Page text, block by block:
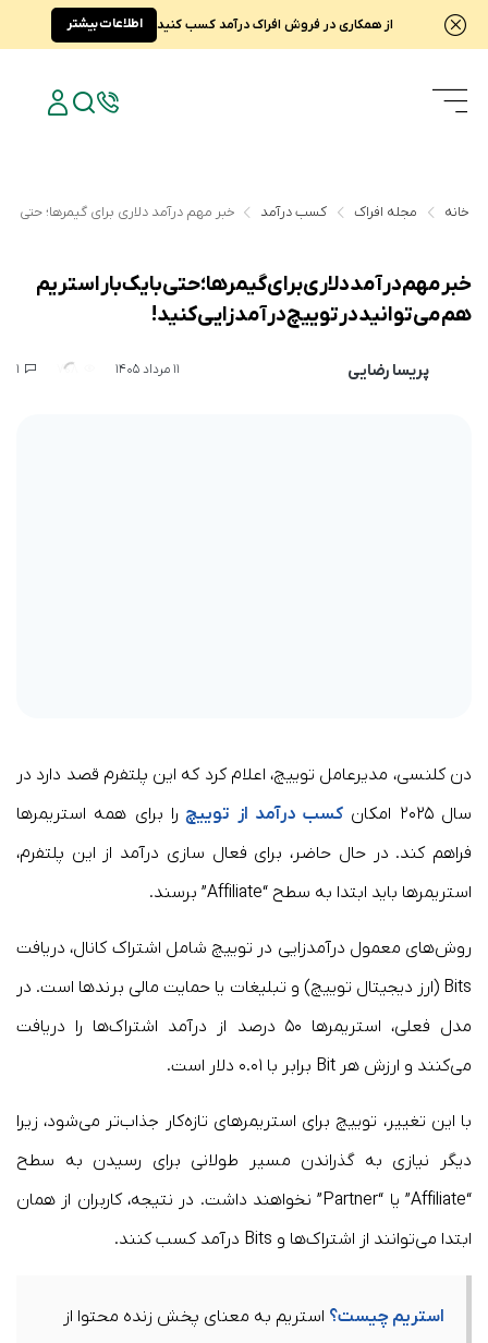
از همکاری در فروش افراک درآمد کسب کنید اطلاعات بیشتر
خانه مجله افراک کسب درآمد خبر مهم درآمد دلاری برای گیمرها؛ حتی
خبر مهم درآمد دلاری برای گیمرها؛ حتی با یک بار استریم
هم می‌توانید در توییچ درآمدزایی کنید!
پریسا رضایی 11 مرداد 1405
دن کلنسی، مدیرعامل توییچ، اعلام کرد که این پلتفرم قصد دارد در
سال ۲۰۲۵ امکان
کسب درآمد از توییچ را برای همه استریمرها
فراهم کند. در حال حاضر، برای فعال سازی درآمد از این پلتفرم،
استریمرها باید ابتدا به سطح “Affiliate” برسند.
روش‌های معمول درآمدزایی در توییچ شامل اشتراک کانال، دریافت
Bits (ارز دیجیتال توییچ) و تبلیغات یا حمایت مالی برندها است. در
مدل فعلی، استریمرها ۵۰ درصد از درآمد اشتراک‌ها را دریافت
می‌کنند و ارزش هر Bit برابر با ۰.۰۱ دلار است.
با این تغییر، توییچ برای استریمرهای تازه‌کار جذاب‌تر می‌شود، زیرا
دیگر نیازی به گذراندن مسیر طولانی برای رسیدن به سطح
“Affiliate” یا “Partner” نخواهند داشت. در نتیجه، کاربران از همان
ابتدا می‌توانند از اشتراک‌ها و Bits درآمد کسب کنند.
استریم چیست؟ استریم به معنای پخش زنده محتوا از